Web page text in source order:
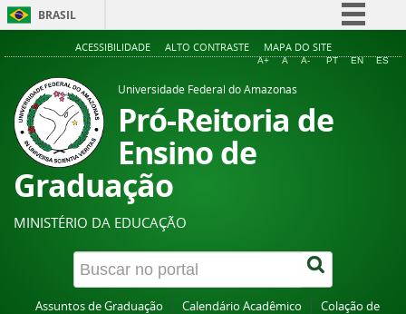
BRASIL
Simplifique!
Acesso à informação
ACESSIBILIDADE ALTO CONTRASTE MAPA DO SITE
A+ A A- PT EN ES
Universidade Federal do Amazonas
Pró-Reitoria de
Ensino de
Graduação
MINISTÉRIO DA EDUCAÇÃO
Assuntos de Graduação Calendário Acadêmico
Colação de